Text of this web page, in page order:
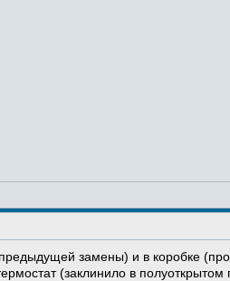
замены) и в коробке
(заклинило в